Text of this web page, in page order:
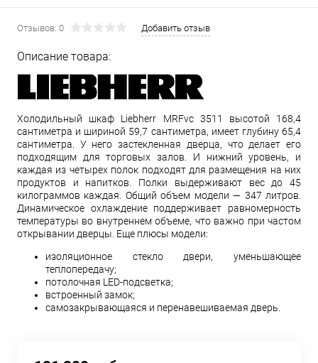
Отзывов: 0 Добавить отзыв
Описание товара:
Холодильный шкаф Liebherr MRFvc 3511 высотой 168,4
сантиметра и шириной 59,7 сантиметра, имеет глубину 65,4
сантиметра. У него застекленная дверца, что делает его
подходящим для торговых залов. И нижний уровень, и
каждая из четырех полок подходят для размещения на них
продуктов и напитков. Полки выдерживают вес до 45
килограммов каждая. Общий объем модели — 347 литров.
Динамическое охлаждение поддерживает равномерность
температуры во внутреннем объеме, что важно при частом
открывании дверцы. Еще плюсы модели:
изоляционное стекло двери, уменьшающее
теплопередачу;
потолочная LED-подсветка;
встроенный замок;
самозакрывающаяся и перенавешиваемая дверь.